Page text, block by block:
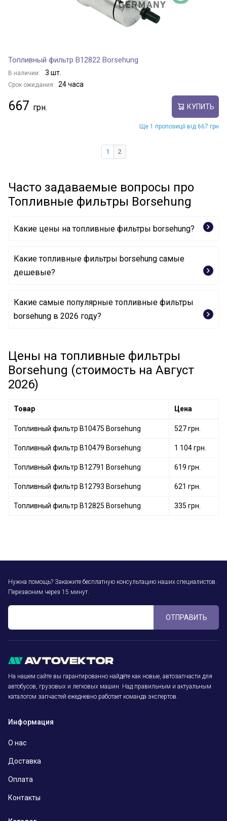
Топливный фильтр B12822 Borsehung
В наличии: 3 шт.
Срок ожидания: 24 часа
667 КУПИТЬ
Ще 1 пропозиції від 667 грн
1 2
Часто задаваемые вопросы про
Топливные фильтры Borsehung
Какие цены на топливные фильтры borsehung?
Какие топливные фильтры borsehung самые
дешевые?
Топливный фильтр B10483 Borsehung
Топливный фильтр B12794 Borsehung
Какие самые популярные топливные фильтры
borsehung в 2026 году?
Цены на топливные фильтры
Borsehung (стоимость на Август
2026)
Товар Цена
Топливный фильтр B10475 Borsehung 527 грн.
Топливный фильтр B10479 Borsehung 1 104 грн.
Топливный фильтр B12791 Borsehung 619 грн.
Топливный фильтр B12793 Borsehung 621 грн.
Топливный фильтр B12825 Borsehung 335 грн.
Нужна помощь? Закажите бесплатную консультацию наших специалистов.
Перезвоним через 15 минут.
ОТПРАВИТЬ
На нашем сайте вы гарантированно найдёте как новые, автозапчасти для
автобусов, грузовых и легковых машин. Над правильным и актуальным
каталогом запчастей ежедневно работает команда экспертов.
Информация
О нас
Доставка
Оплата
Контакты